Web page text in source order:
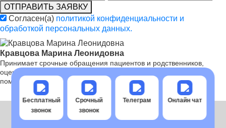
ОТПРАВИТЬ ЗАЯВКУ
Согласен(а) политикой конфиденциальности и
обработкой персональных данных.
Кравцова Марина Леонидовна
Принимает срочные обращения пациентов и родственников,
оценивает ситуацию и определяет дальнейшие шаги оказания
помощи.
Бесплатный
звонок
Срочный
звонок
Телеграм Онлайн чат